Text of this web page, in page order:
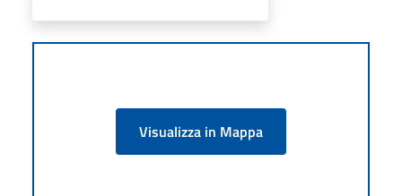
Visualizza in Mappa